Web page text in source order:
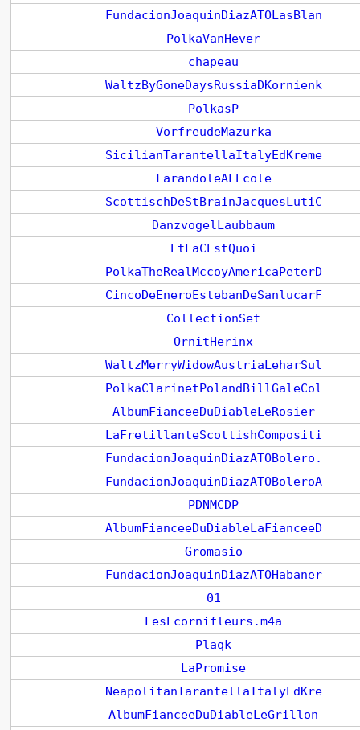
FundacionJoaquinDiazATOLasBlan
PolkaVanHever
chapeau
WaltzByGoneDaysRussiaDKornienk
PolkasP
VorfreudeMazurka
SicilianTarantellaItalyEdKreme
FarandoleALEcole
ScottischDeStBrainJacquesLutiC
DanzvogelLaubbaum
EtLaCEstQuoi
PolkaTheRealMccoyAmericaPeterD
CincoDeEneroEstebanDeSanlucarF
CollectionSet
OrnitHerinx
WaltzMerryWidowAustriaLeharSul
PolkaClarinetPolandBillGaleCol
AlbumFianceeDuDiableLeRosier
LaFretillanteScottishCompositi
FundacionJoaquinDiazATOBolero.
FundacionJoaquinDiazATOBoleroA
PDNMCDP
AlbumFianceeDuDiableLaFianceeD
Gromasio
FundacionJoaquinDiazATOHabaner
01
LesEcornifleurs.m4a
Plaqk
LaPromise
NeapolitanTarantellaItalyEdKre
AlbumFianceeDuDiableLeGrillon